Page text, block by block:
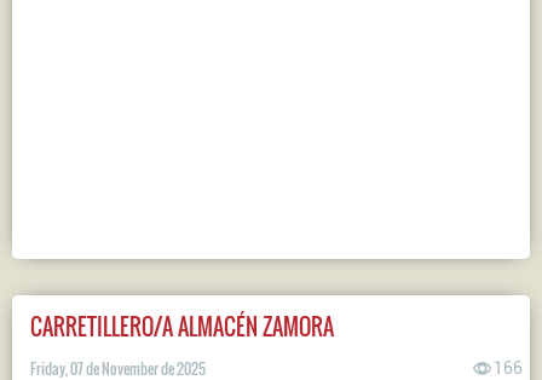
CARRETILLERO/A ALMACÉN ZAMORA
Friday, 07 de November de 2025 166